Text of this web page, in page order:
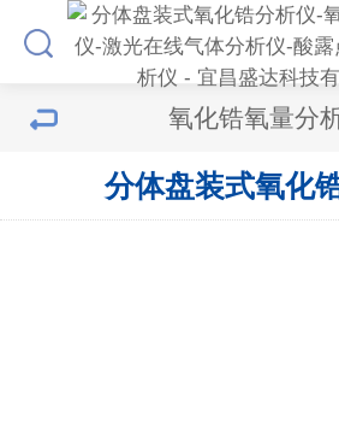
氧化锆氧量分
分体盘装式氧化